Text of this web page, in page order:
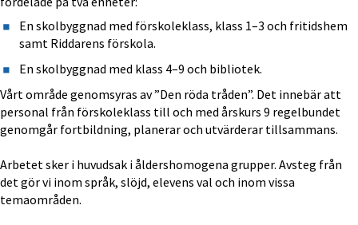
En skolbyggnad med förskoleklass, klass 1–3 och fritidshem
samt Riddarens förskola.
En skolbyggnad med klass 4–9 och bibliotek.
Vårt område genomsyras av ”Den röda tråden”. Det innebär att
personal från förskoleklass till och med årskurs 9 regelbundet
genomgår fortbildning, planerar och utvärderar tillsammans.
Arbetet sker i huvudsak i åldershomogena grupper. Avsteg från
det gör vi inom språk, slöjd, elevens val och inom vissa
temaområden.